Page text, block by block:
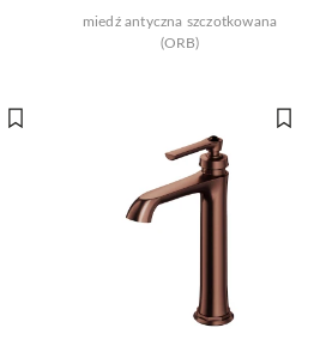
miedź antyczna szczotkowana
(ORB)